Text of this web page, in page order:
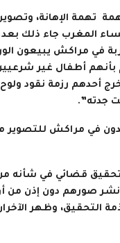
تهمة الإهانة،
المغرب جاء ذلك بعد
في مراكش يبيعون
بأنهم أطفال غير
مقابل 100 درهم مغربي”. ثم أخرج
جدته”.
في مراكش للتصوير
تحقيق قضائي في شأنه
صورهم دون إذن من
التحقيق، وظهر